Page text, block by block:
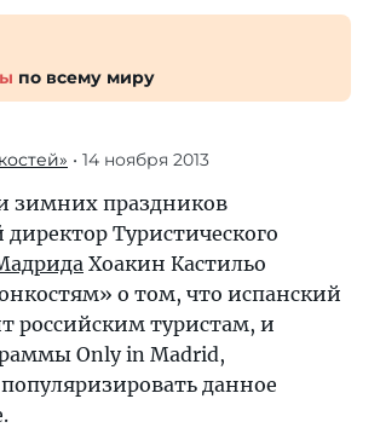
по всему миру
• 14 ноября 2013
зимних праздников
Туристического
Хоакин Кастильо
о том, что испанский
российским туристам, и
Only in Madrid,
данное